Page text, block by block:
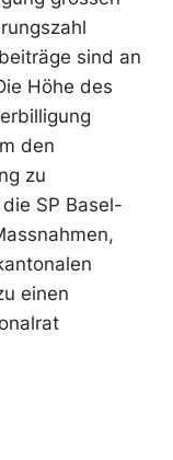
sind an
Höhe des
den
zu
SP Basel-
einen